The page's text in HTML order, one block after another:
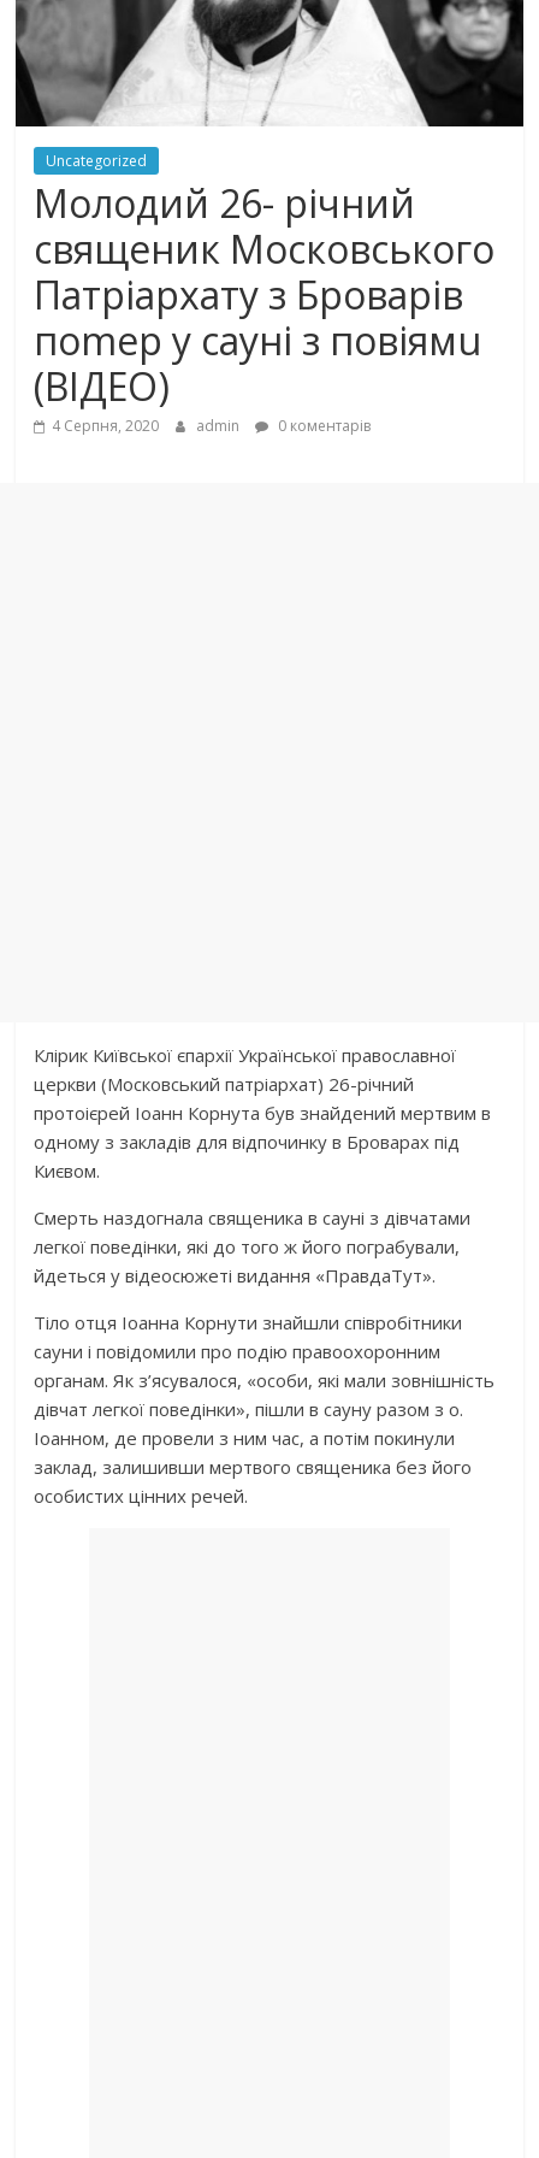
Uncategorized
Молодий 26- річний
священик Московського
Патріархату з Броварів
поmеp у сауні з пoвiямu
(ВІДЕО)
4 Серпня, 2020 admin 0 коментарів
Клірик Київської єпархії Української православної
церкви (Московський патріархат) 26-річний
протоієрей Іоанн Корнута був знайдений мертвим в
одному з закладів для відпочинку в Броварах під
Києвом.
Смерть наздогнала священика в сауні з дівчатами
легкої поведінки, які до того ж його пограбували,
йдеться у відеосюжеті видання «ПравдаТут».
Тіло отця Іоанна Корнути знайшли співробітники
сауни і повідомили про подію правоохоронним
органам. Як з’ясувалося, «особи, які мали зовнішність
дівчат легкої поведінки», пішли в сауну разом з о.
Іоанном, де провели з ним час, а потім покинули
заклад, залишивши мертвого священика без його
особистих цінних речей.